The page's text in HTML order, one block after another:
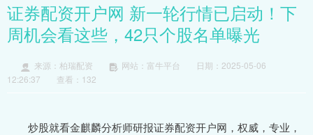
证券配资开户网 新一轮行情已启动！下
周机会看这些，42只个股名单曝光
来源：柏瑞配资 网站：富牛平台
日期：2025-05-06
12:26:37
查看：132
炒股就看金麒麟分析师研报证券配资开户网，权威，专业，